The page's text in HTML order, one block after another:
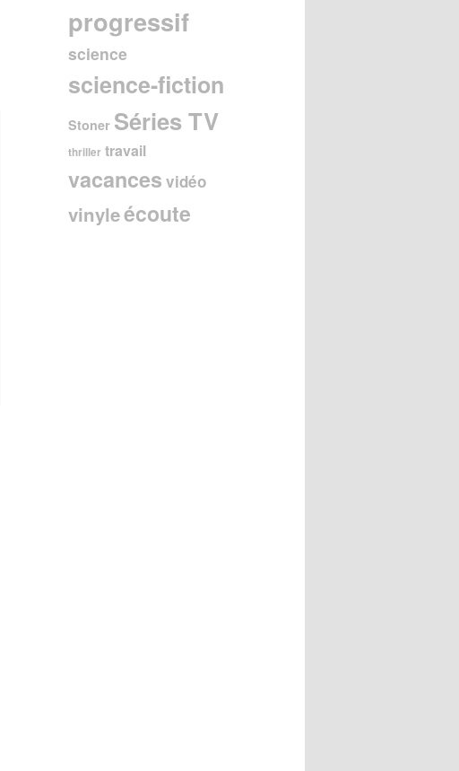
progressif
science
science-fiction
Stoner Séries TV
thriller travail
vacances vidéo
vinyleécoute